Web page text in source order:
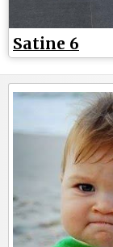
Satine 6